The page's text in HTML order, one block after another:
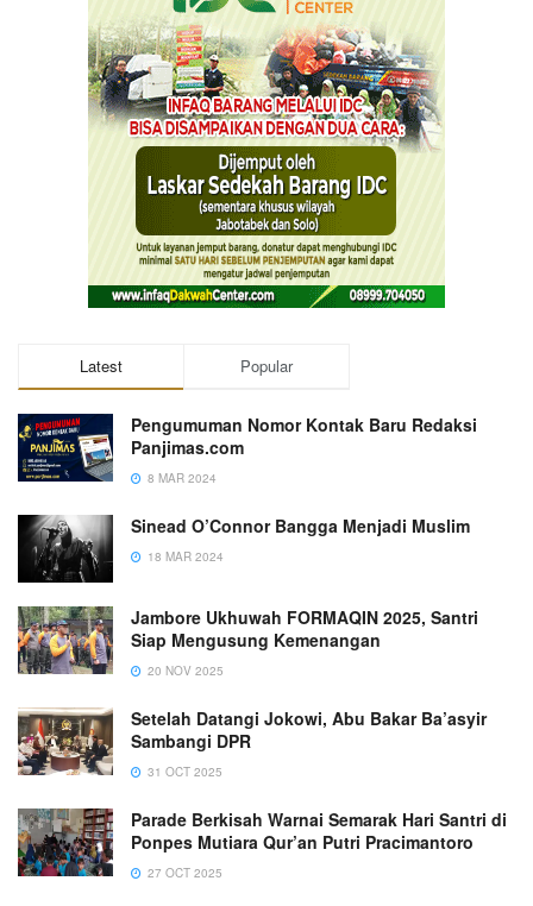
Latest Popular
Pengumuman Nomor Kontak Baru Redaksi
Panjimas.com
8 MAR 2024
Sinead O’Connor Bangga Menjadi Muslim
18 MAR 2024
Jambore Ukhuwah FORMAQIN 2025, Santri
Siap Mengusung Kemenangan
20 NOV 2025
Setelah Datangi Jokowi, Abu Bakar Ba’asyir
Sambangi DPR
31 OCT 2025
Parade Berkisah Warnai Semarak Hari Santri di
Ponpes Mutiara Qur’an Putri Pracimantoro
27 OCT 2025